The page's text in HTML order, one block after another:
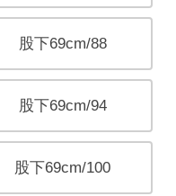
股下69cm/88
股下69cm/94
股下69cm/100